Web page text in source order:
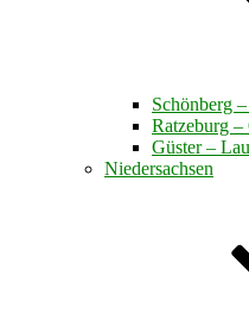
Schönberg
Ratzeburg –
Güster –
Niedersachsen